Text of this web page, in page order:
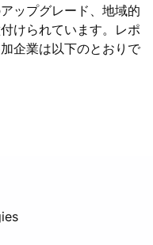
ップグレード、地域的
けられています。レポ
企業は以下のとおりで